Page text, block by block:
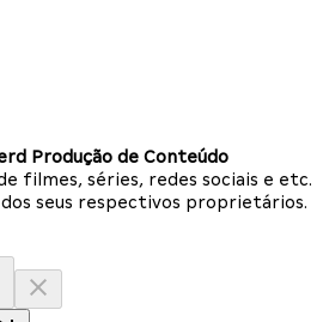
Produção de Conteúdo
filmes, séries, redes sociais e etc.
seus respectivos proprietários.